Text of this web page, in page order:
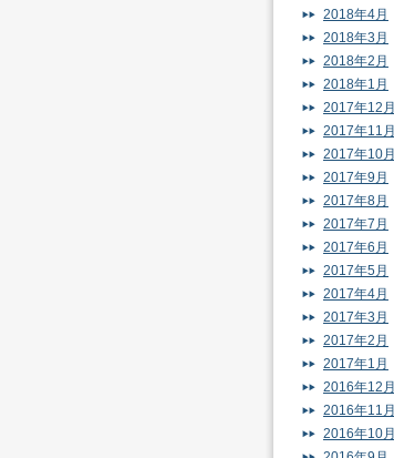
2018年4月
2018年3月
2018年2月
2018年1月
2017年12月
2017年11月
2017年10月
2017年9月
2017年8月
2017年7月
2017年6月
2017年5月
2017年4月
2017年3月
2017年2月
2017年1月
2016年12月
2016年11月
2016年10月